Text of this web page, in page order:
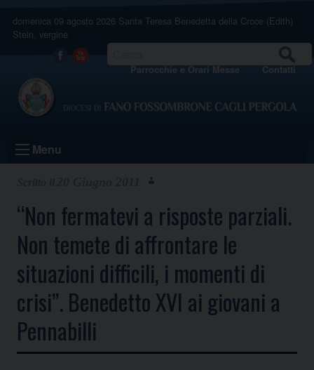
content
domenica 09 agosto 2026 Santa Teresa Benedetta della Croce (Edith)
Stein, vergine
Facebook
Youtube Parrocchie e Orari Messe Contatti
Menu
“Non fermatevi a risposte parziali.
Non temete di affrontare le
situazioni difficili, i momenti di
crisi”. Benedetto XVI ai giovani a
Pennabilli